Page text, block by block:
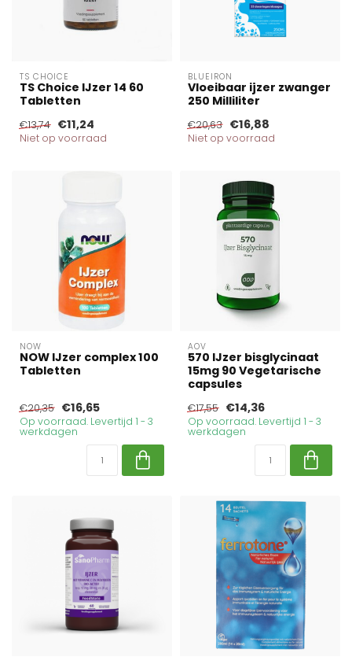
TS CHOICE
TS Choice IJzer 14 60
Tabletten
€13,74 €11,24
Niet op voorraad
BLUEIRON
Vloeibaar ijzer zwanger
250 Milliliter
€20,63 €16,88
Niet op voorraad
NOW
NOW IJzer complex 100
Tabletten
€20,35 €16,65
Op voorraad. Levertijd 1 - 3
werkdagen
AOV
570 IJzer bisglycinaat
15mg 90 Vegetarische
capsules
€17,55 €14,36
Op voorraad. Levertijd 1 - 3
werkdagen